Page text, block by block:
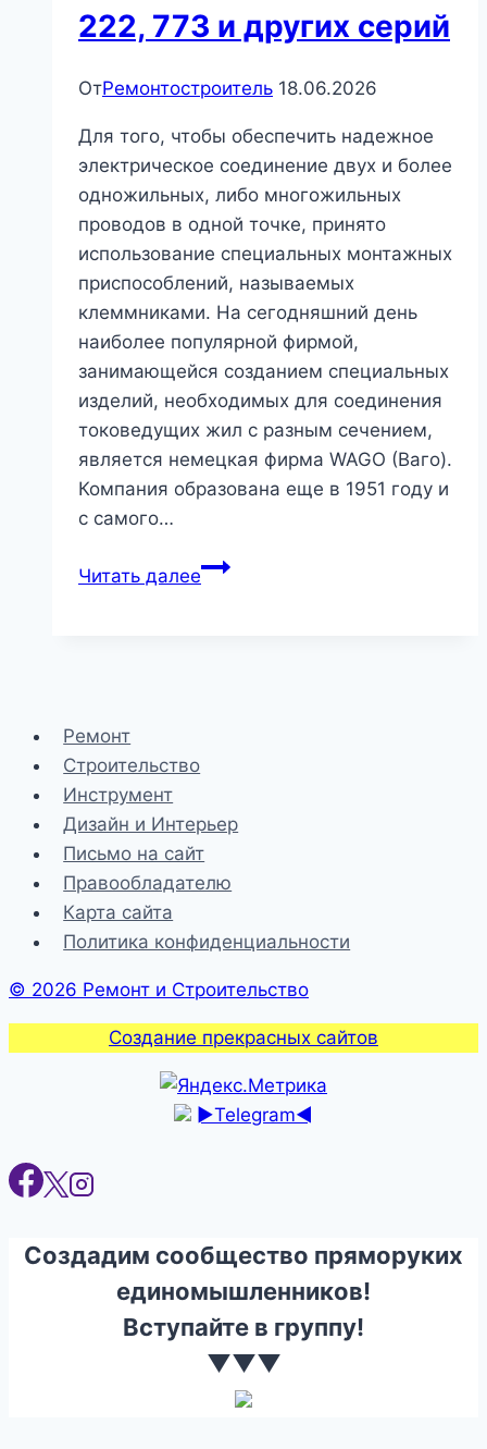
222, 773 и других серий
ОтРемонтостроитель 18.06.2026
Для того, чтобы обеспечить надежное
электрическое соединение двух и более
одножильных, либо многожильных
проводов в одной точке, принято
использование специальных монтажных
приспособлений, называемых
клеммниками. На сегодняшний день
наиболее популярной фирмой,
занимающейся созданием специальных
изделий, необходимых для соединения
токоведущих жил с разным сечением,
является немецкая фирма WAGO (Ваго).
Компания образована еще в 1951 году и
с самого…
Читать далееКак
и
серий
Ремонт
Строительство
Инструмент
Дизайн и Интерьер
Письмо на сайт
Правообладателю
Карта сайта
Политика конфиденциальности
© 2026 Ремонт и Строительство
Создание прекрасных сайтов
►Telegram◄
Создадим сообщество пряморуких
единомышленников!
Вступайте в группу!
▼▼▼